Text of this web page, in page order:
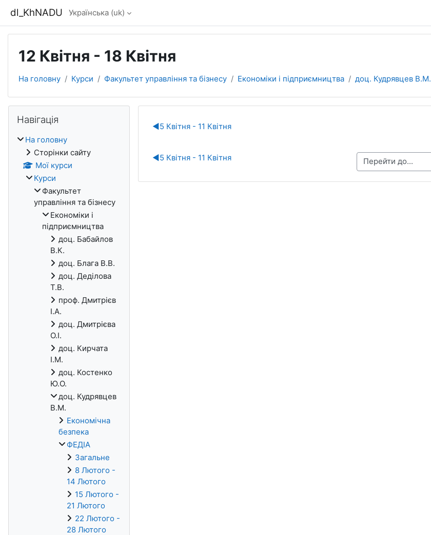
dl_KhNADU Українська ‎(uk)‎
12 Квітня - 18 Квітня
На головну Курси Факультет управління та бізнесу Економіки i підприємництва доц. Кудрявцев В.М.
Схема розділу
◀︎5 Квітня - 11 Квітня
◀︎5 Квітня - 11 Квітня
Блоки
Навігація
На головну
Сторінки сайту
Мої курси
Курси
Факультет
управління та бізнесу
Економіки i
підприємництва
доц. Бабайлов
В.К.
доц. Блага В.В.
доц. Деділова
Т.В.
проф. Дмитрієв
І.А.
доц. Дмитрієва
О.І.
доц. Кирчата
І.М.
доц. Костенко
Ю.О.
доц. Кудрявцев
В.М.
Економічна
безпека
ФЕДІА
Загальне
8 Лютого -
14 Лютого
15 Лютого -
21 Лютого
22 Лютого -
28 Лютого